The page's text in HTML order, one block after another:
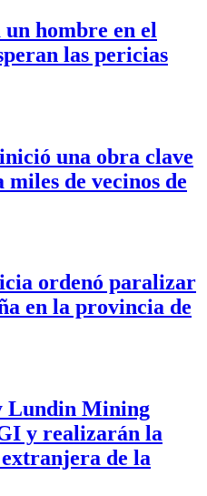
hombre en el
las pericias
una obra clave
de vecinos de
ordenó paralizar
en la provincia de
Lundin Mining
y realizarán la
de la